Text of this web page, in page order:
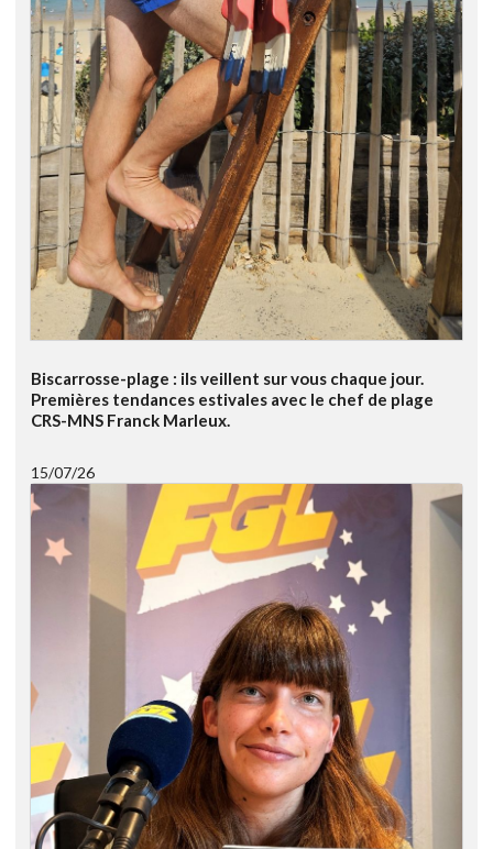
Biscarrosse-plage : ils veillent sur vous chaque jour.
Premières tendances estivales avec le chef de plage
CRS-MNS Franck Marleux.
15/07/26